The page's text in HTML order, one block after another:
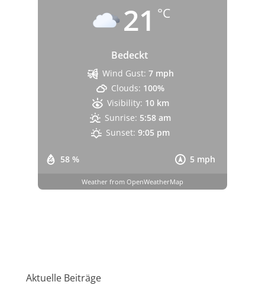
21 °C
Bedeckt
58 % 5 mph
Wind Gust: 7 mph
Clouds: 100%
Visibility: 10 km
Sunrise: 5:58 am
Sunset: 9:05 pm
Weather from OpenWeatherMap
Aktuelle Beiträge